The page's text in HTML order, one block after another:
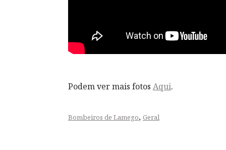
Podem ver mais fotos Aqui.
Bombeiros de Lamego, Geral